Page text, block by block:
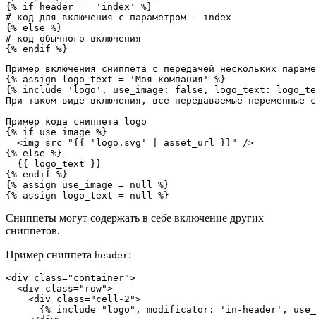
{% if header == 'index' %}
{% else %}
{% endif %}
Пример включения сниппета с передачей нескольких
{% assign logo_text = 'Моя компания' %}
{% include 'logo', use_image: false, logo_text:
При таком виде включения, все передаваемые
Пример кода сниппета logo
{% if use_image %}
  <
img src=" {{ 'logo.svg' | asset_url }} "
/>
{% else %}
  {{ logo_text }}
{% endif %}
{% assign use_image = null %}
{% assign logo_text = null %}
Сниппеты могут содержать в себе включение других
сниппетов.
Пример сниппета header:
<div class=" container">
  <
div class=" row">
    <
div class=" cell-2 ">
{% include "logo", modificator: 'in-header',